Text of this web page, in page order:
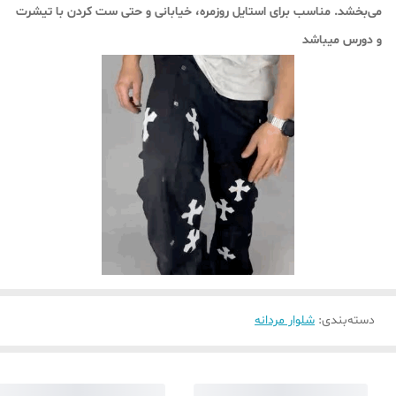
می‌بخشد. مناسب برای استایل روزمره، خیابانی و حتی ست کردن با تیشرت‌
و دورس میباشد
دسته‌بندی: شلوار مردانه